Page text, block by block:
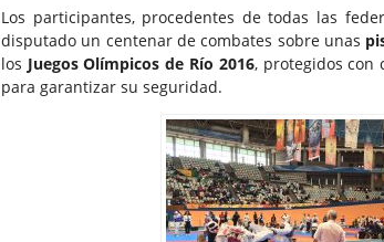
Los participantes, procedentes de todas las
disputado un centenar de combates sobre unas
los Juegos Olímpicos de Río 2016, protegidos con
para garantizar su seguridad.